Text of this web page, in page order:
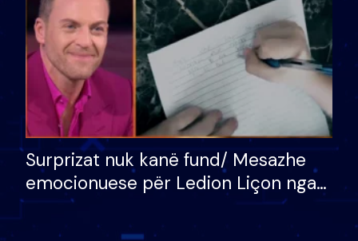
Surprizat nuk kanë fund/ Mesazhe
emocionuese për Ledion Liçon nga
nëna dhe fëmijët e tij, moderatori
nuk i mban dot lotët: Nuk meritoj…